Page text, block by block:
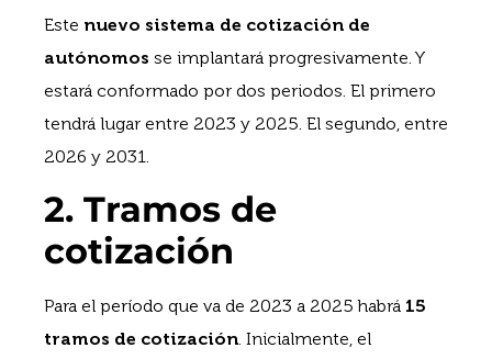
Este nuevo sistema de cotización de
autónomos se implantará progresivamente. Y
estará conformado por dos periodos. El primero
tendrá lugar entre 2023 y 2025. El segundo, entre
2026 y 2031.
2. Tramos de
cotización
Para el período que va de 2023 a 2025 habrá 15
tramos de cotización. Inicialmente, el